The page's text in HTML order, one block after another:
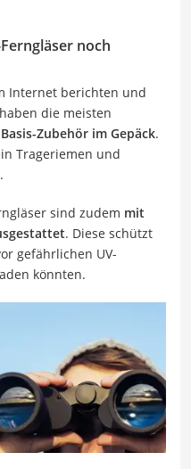
noch
Internet berichten und
die meisten
Zubehör im Gepäck.
Trageriemen und
sind zudem mit
. Diese schützt
gefährlichen UV-
könnten.